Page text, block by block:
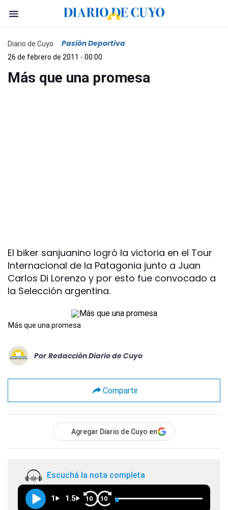
Diario de Cuyo Pasión Deportiva
26 de febrero de 2011 - 00:00
Más que una promesa
El biker sanjuanino logró la victoria en el Tour
Internacional de la Patagonia junto a Juan
Carlos Di Lorenzo y por esto fue convocado a
la Selección argentina.
Más que una promesa
Por Redacción Diario de Cuyo
Compartir
Agregar Diario de Cuyo en
Escuchá la nota completa
1 1.5 10 10